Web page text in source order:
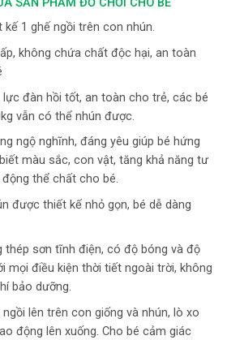
SẢN PHẨM ĐỒ CHƠI CHO BÉ
1 ghế ngồi trên con nhún.
không chứa chất độc hại, an toàn
đàn hồi tốt, an toàn cho trẻ, các bé
vẫn có thể nhún được.
ngộ nghĩnh, đáng yêu giúp bé hứng
màu sắc, con vật, tăng khả năng tư
thể chất cho bé.
được thiết kế nhỏ gọn, bé dễ dàng
thép sơn tĩnh điện, có độ bóng và độ
mọi điều kiện thời tiết ngoài trời, không
bảo dưỡng.
lên trên con giống và nhún, lò xo
động lên xuống. Cho bé cảm giác